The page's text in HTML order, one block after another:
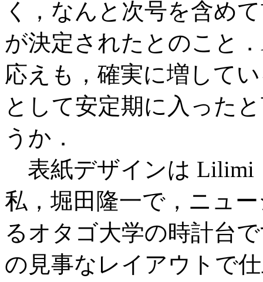
く，なんと次号を含め
が決定されたとのこと．
応えも，確実に増して
として安定期に入った
うか．
表紙デザインは Lilimi
私，堀田隆一で，ニュ
るオタゴ大学の時計台
の見事なレイアウトで